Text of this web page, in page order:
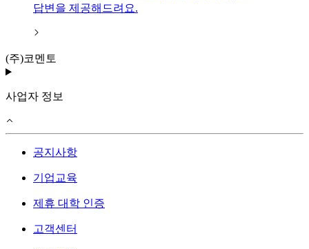
답변을 제공해드려요.
(주)코멘토
사업자 정보
공지사항
기업교육
제휴 대학 인증
고객센터